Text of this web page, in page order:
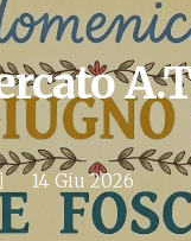
14 Giu 2026